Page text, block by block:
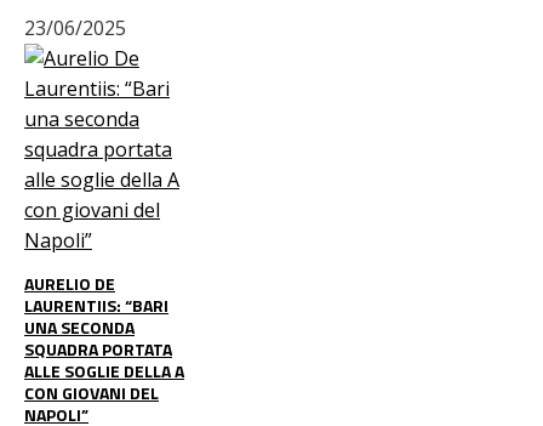
23/06/2025
AURELIO DE
LAURENTIIS: “BARI
UNA SECONDA
SQUADRA PORTATA
ALLE SOGLIE DELLA A
CON GIOVANI DEL
NAPOLI”